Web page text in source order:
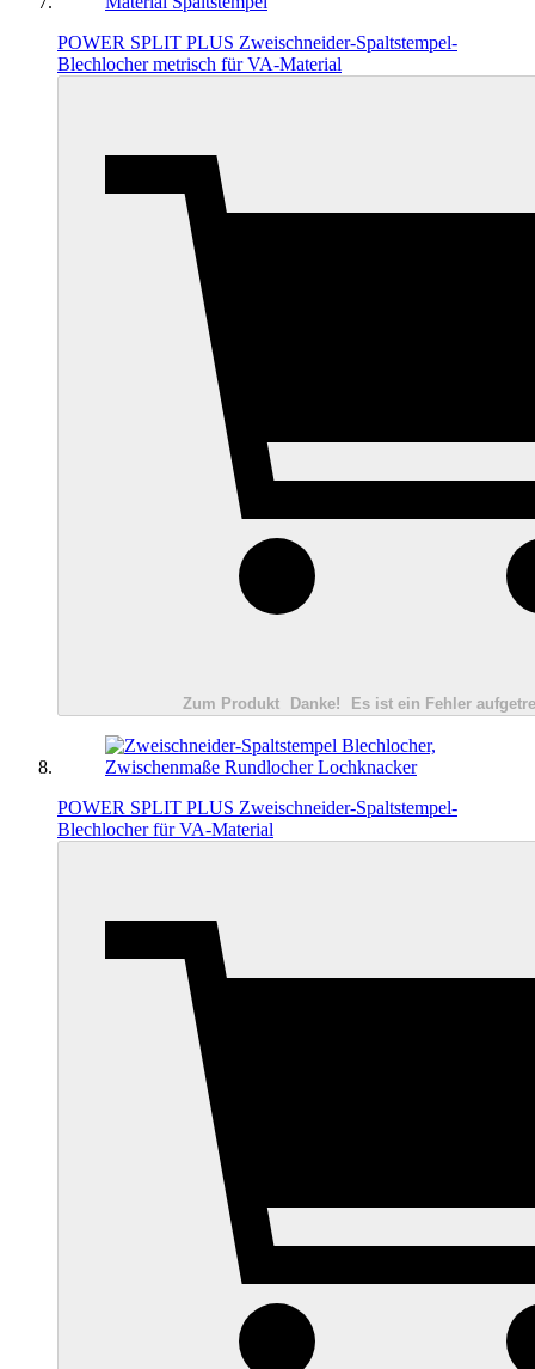
POWER SPLIT PLUS Zweischneider-Spaltstempel-
Blechlocher metrisch für VA-Material
Zum Produkt Danke! Es ist ein Fehler
POWER SPLIT PLUS Zweischneider-Spaltstempel-
Blechlocher für VA-Material